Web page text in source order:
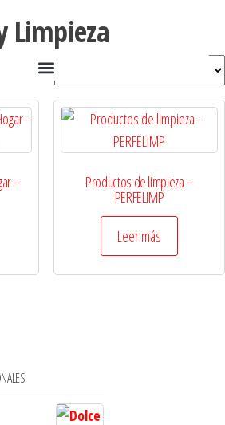
Limpieza
– Productos de limpieza –
PERFELIMP
Leer más